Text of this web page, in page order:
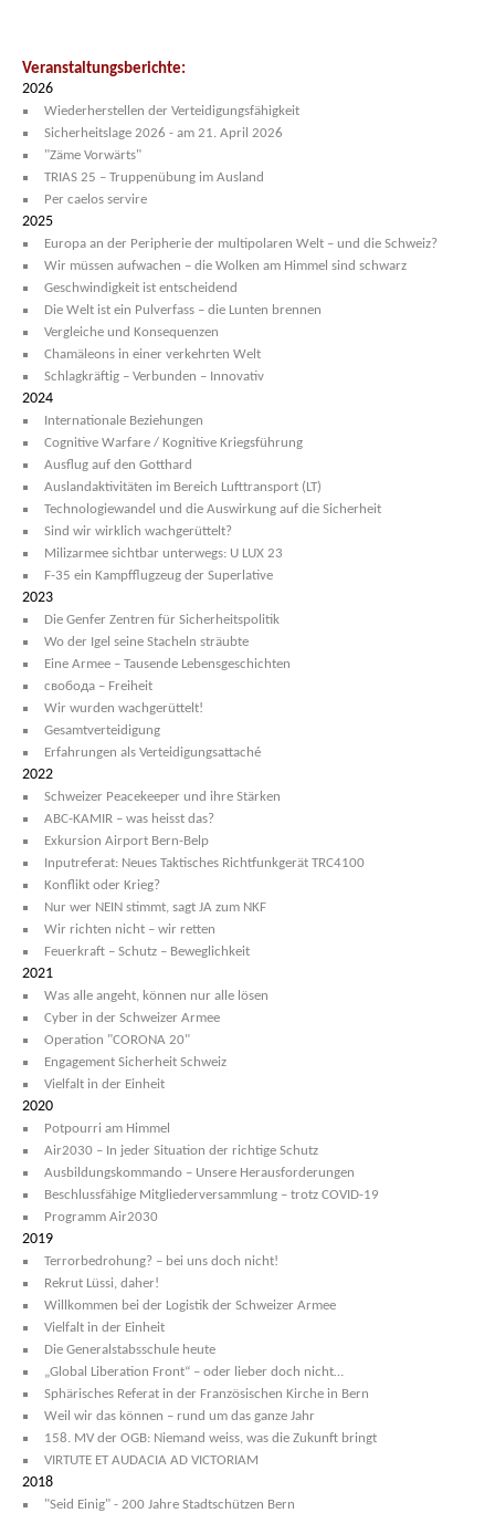
Veranstaltungsberichte:
2026
Wiederherstellen der Verteidigungsfähigkeit
Sicherheitslage 2026 - am 21. April 2026
"Zäme Vorwärts"
TRIAS 25 – Truppenübung im Ausland
Per caelos servire
2025
Europa an der Peripherie der multipolaren Welt – und die Schweiz?
Wir müssen aufwachen – die Wolken am Himmel sind schwarz
Geschwindigkeit ist entscheidend
Die Welt ist ein Pulverfass – die Lunten brennen
Vergleiche und Konsequenzen
Chamäleons in einer verkehrten Welt
Schlagkräftig – Verbunden – Innovativ
2024
Internationale Beziehungen
Cognitive Warfare / Kognitive Kriegsführung
Ausflug auf den Gotthard
Auslandaktivitäten im Bereich Lufttransport (LT)
Technologiewandel und die Auswirkung auf die Sicherheit
Sind wir wirklich wachgerüttelt?
Milizarmee sichtbar unterwegs: U LUX 23
F-35 ein Kampfflugzeug der Superlative
2023
Die Genfer Zentren für Sicherheitspolitik
Wo der Igel seine Stacheln sträubte
Eine Armee – Tausende Lebensgeschichten
свобода – Freiheit
Wir wurden wachgerüttelt!
Gesamtverteidigung
Erfahrungen als Verteidigungsattaché
2022
Schweizer Peacekeeper und ihre Stärken
ABC-KAMIR – was heisst das?
Exkursion Airport Bern-Belp
Inputreferat: Neues Taktisches Richtfunkgerät TRC4100
Konflikt oder Krieg?
Nur wer NEIN stimmt, sagt JA zum NKF
Wir richten nicht – wir retten
Feuerkraft – Schutz – Beweglichkeit
2021
Was alle angeht, können nur alle lösen
Cyber in der Schweizer Armee
Operation "CORONA 20"
Engagement Sicherheit Schweiz
Vielfalt in der Einheit
2020
Potpourri am Himmel
Air2030 – In jeder Situation der richtige Schutz
Ausbildungskommando – Unsere Herausforderungen
Beschlussfähige Mitgliederversammlung – trotz COVID-19
Programm Air2030
2019
Terrorbedrohung? – bei uns doch nicht!
Rekrut Lüssi, daher!
Willkommen bei der Logistik der Schweizer Armee
Vielfalt in der Einheit
Die Generalstabsschule heute
„Global Liberation Front“ – oder lieber doch nicht…
Sphärisches Referat in der Französischen Kirche in Bern
Weil wir das können – rund um das ganze Jahr
158. MV der OGB: Niemand weiss, was die Zukunft bringt
VIRTUTE ET AUDACIA AD VICTORIAM
2018
"Seid Einig" - 200 Jahre Stadtschützen Bern